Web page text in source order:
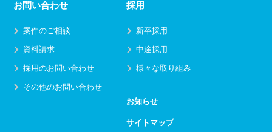
お問い合わせ
案件のご相談
資料請求
採用のお問い合わせ
その他のお問い合わせ
採用
新卒採用
中途採用
様々な取り組み
お知らせ
サイトマップ